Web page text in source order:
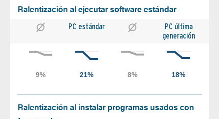
Ralentización al ejecutar software estándar
PC estándar
PC última
generación
Ralentización al instalar programas usados con